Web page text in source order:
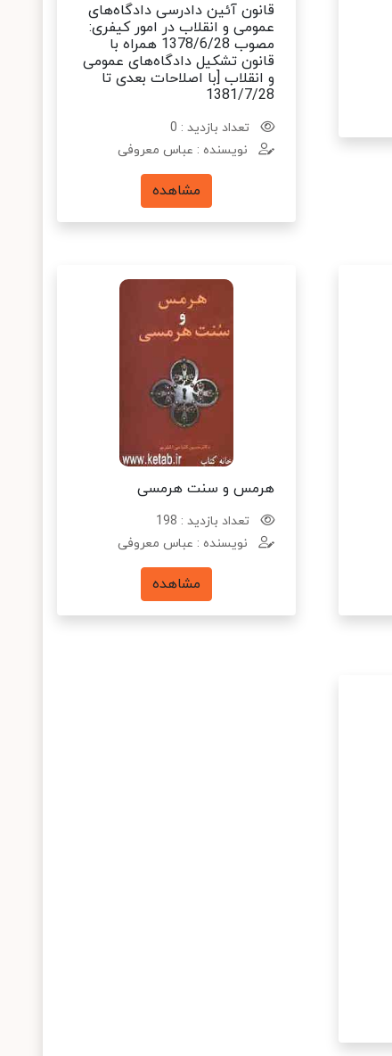
قانون آئین دادرسی دادگاه‌های
عمومی و انقلاب در امور کیفری:
مصوب 1378/6/28 همراه با
قانون تشکیل دادگاه‌های عمومی
و انقلاب [با اصلاحات بعدی تا
1381/7/28
تعداد بازدید : 0
نویسنده : عباس معروفی
مشاهده
هرمس و سنت هرمسی
تعداد بازدید : 198
نویسنده : عباس معروفی
مشاهده